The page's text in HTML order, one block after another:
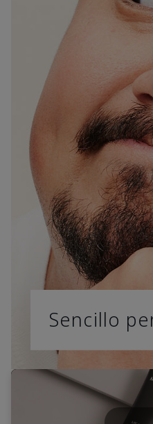
Sencillo